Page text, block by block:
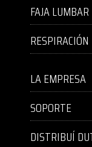
FAJA LUMBAR
RESPIRACIÓN
LA EMPRESA
SOPORTE
DISTRIBUÍ